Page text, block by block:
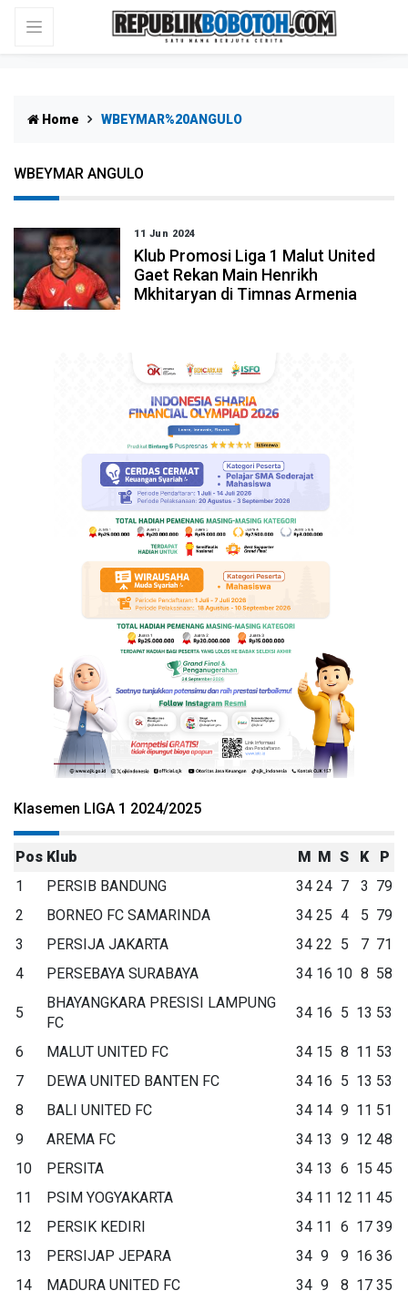
Home WBEYMAR%20ANGULO
WBEYMAR ANGULO
11 Jun 2024
Klub Promosi Liga 1 Malut United
Gaet Rekan Main Henrikh
Mkhitaryan di Timnas Armenia
Klasemen LIGA 1 2024/2025
Pos Klub M M S K
P
1
PERSIB BANDUNG 34 24 7 3 79
2
BORNEO FC SAMARINDA 34 25 4 5 79
3
PERSIJA JAKARTA 34 22 5 7 71
4
PERSEBAYA SURABAYA 34 16 10 8 58
5
BHAYANGKARA PRESISI LAMPUNG
FC
34 16 5 13 53
6 MALUT UNITED FC 34 15 8 11 53
7
DEWA UNITED BANTEN FC 34 16 5 13 53
8
BALI UNITED FC 34 14 9 11 51
9
AREMA FC 34 13 9 12 48
10
PERSITA 34 13 6 15 45
11
PSIM YOGYAKARTA 34 11 12 11 45
12
PERSIK KEDIRI 34 11 6 17 39
13
PERSIJAP JEPARA 34 9 9 16 36
14
MADURA UNITED FC 34 9 8 17 35